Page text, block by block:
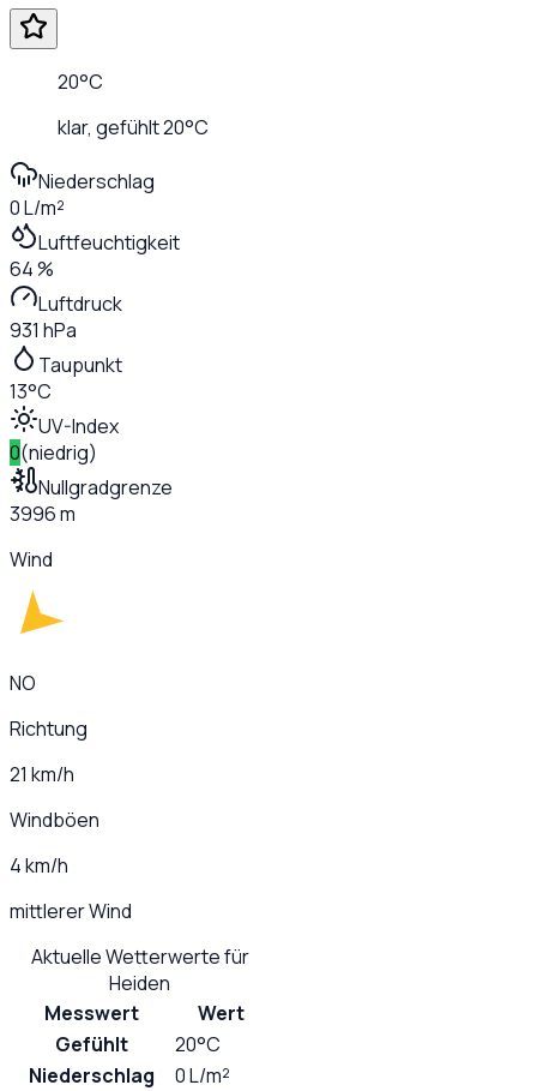
20°C
klar, gefühlt20°C
Niederschlag
0 L/m²
Luftfeuchtigkeit
64 %
Luftdruck
931 hPa
Taupunkt
13°C
UV-Index
0(niedrig)
Nullgradgrenze
3996 m
Wind
NO
Richtung
21 km/h
Windböen
4 km/h
mittlerer Wind
Aktuelle Wetterwerte für
Heiden
Messwert
Wert
Gefühlt
20°C
Niederschlag
0 L/m²